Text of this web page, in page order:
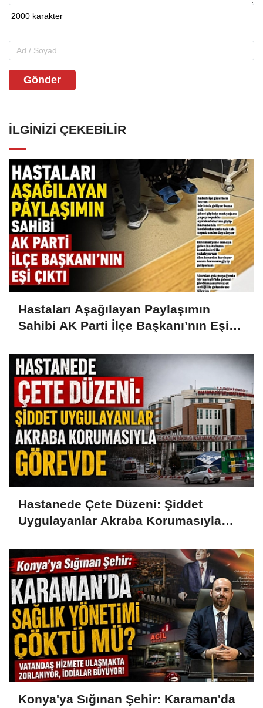
Gönder
İLGINIZI ÇEKEBILIR
Hastaları Aşağılayan Paylaşımın
Sahibi AK Parti İlçe Başkanı’nın Eşi
Hastanede Çete Düzeni: Şiddet
Uygulayanlar Akraba Korumasıyla
Konya'ya Sığınan Şehir: Karaman'da